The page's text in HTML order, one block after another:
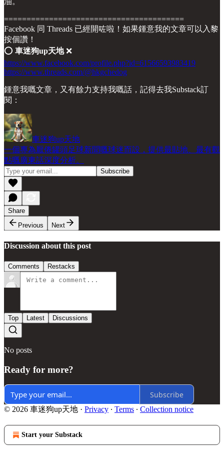
========================================
Facebook 同 Threads 已經開咗啦！如果鍾意我的文章可以入黎
按個讚！
⭕️ 車迷狗up天地❌
https://www.facebook.com/profile.php?id=61566593983419
https://www.threads.com/@hkgchedog
鍾意我嘅文章，又有餘力支持我嘅話，記得去我Substack訂
閱：
車迷狗up天地
一個專為厭倦罐頭足球新聞嘅球迷而設，提供最貼地、最有觀
點嘅廣東話深度分析。
Share
Previous
Next
Discussion about this post
Comments Restacks
Top Latest Discussions
No posts
Ready for more?
Subscribe
© 2026 車迷狗up天地 · Privacy ∙ Terms ∙ Collection notice
Start your Substack